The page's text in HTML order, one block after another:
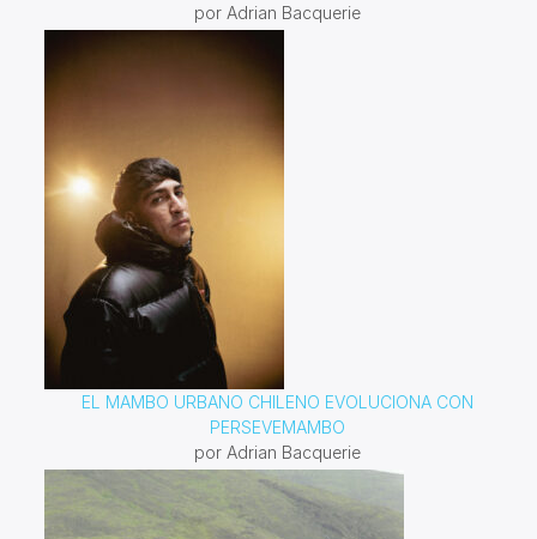
por Adrian Bacquerie
EL MAMBO URBANO CHILENO EVOLUCIONA CON
PERSEVEMAMBO
por Adrian Bacquerie